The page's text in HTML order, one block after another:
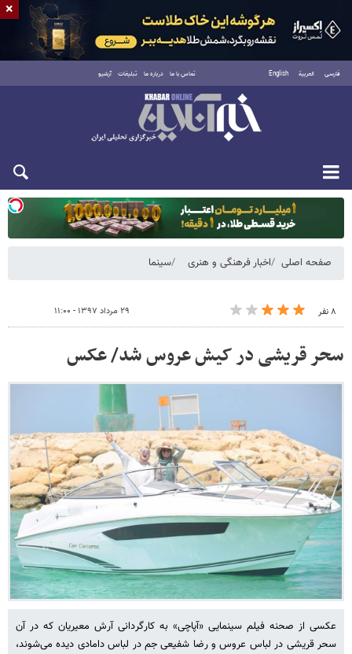
فارسی العربية English تماس با ما درباره ما تبلیغات آرشیو
یکشنبه ۱۸ مرداد ۱۴۰۵
صفحه اصلی اخبار فرهنگی و هنری سینما
۸ نفر ۲۹ مرداد ۱۳۹۷ - ۱۱:۰۰
سحر قریشی در کیش عروس شد/ عکس
عکسی از صحنه فیلم سینمایی «آپاچی» به کارگردانی آرش معیریان که در آن
سحر قریشی در لباس عروس و رضا شفیعی جم در لباس دامادی دیده می‌شوند،
×